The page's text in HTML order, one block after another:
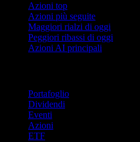
Azioni top
Azioni più seguite
Maggiori rialzi di oggi
Peggiori ribassi di oggi
Azioni AI principali
Portafoglio
Dividendi
Eventi
Azioni
ETF